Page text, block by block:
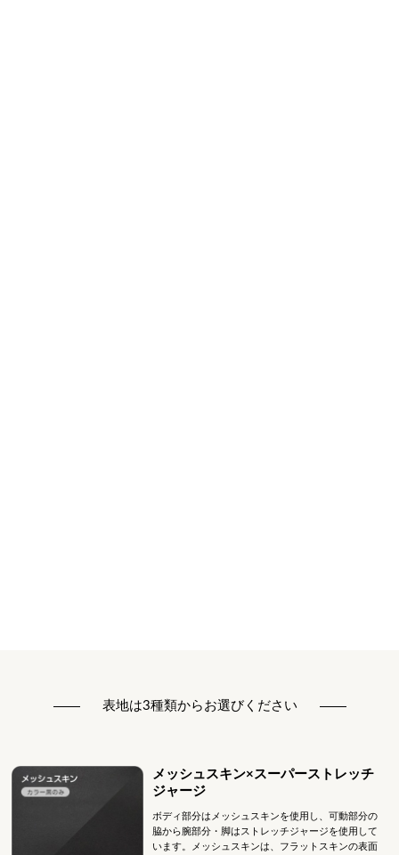
表地は3種類からお選びください
メッシュスキン×スーパーストレッチ
ジャージ
ボディ部分はメッシュスキンを使用し、可動部分の
脇から腕部分・脚はストレッチジャージを使用して
います。メッシュスキンは、フラットスキンの表面